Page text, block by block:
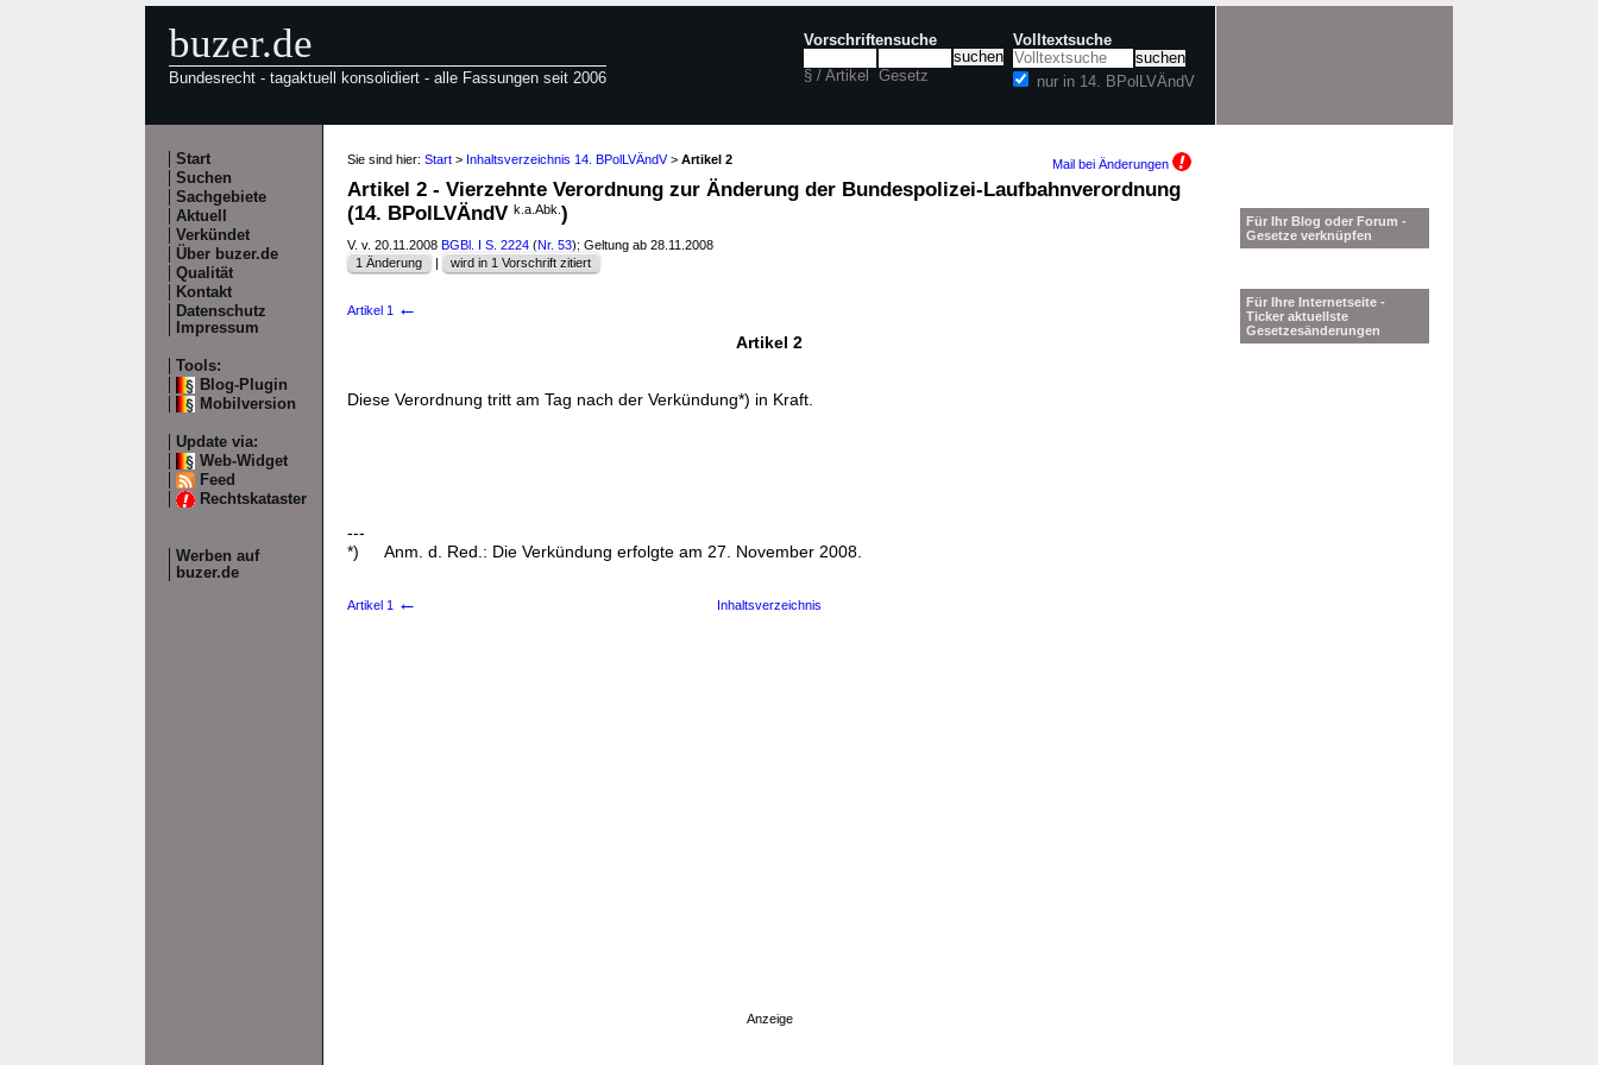
buzer.de
Bundesrecht - tagaktuell konsolidiert - alle Fassungen seit 2006
Vorschriftensuche
§ / Artikel Gesetz
Volltextsuche
nur in 14. BPolLVÄndV
Start
Suchen
Sachgebiete
Aktuell
Verkündet
Über buzer.de
Qualität
Kontakt
Datenschutz
Impressum
Tools:
Blog-Plugin
Mobilversion
Update via:
Web-Widget
Feed
Rechtskataster
Werben auf
buzer.de
Sie sind hier: Start > Inhaltsverzeichnis 14. BPolLVÄndV> Artikel 2 Mail bei Änderungen
Artikel 2 - Vierzehnte Verordnung zur Änderung der Bundespolizei-Laufbahnverordnung
(14. BPolLVÄndV k.a.Abk. )
V. v. 20.11.2008 BGBl. I S. 2224 (Nr. 53); Geltung ab 28.11.2008
1 Änderung
| wird in 1 Vorschrift zitiert
Artikel 1 ←
Artikel 2
Diese Verordnung tritt am Tag nach der Verkündung*) in Kraft.
---
*)
Anm. d. Red.: Die Verkündung erfolgte am 27. November 2008.
Artikel 1 ← Inhaltsverzeichnis
Anzeige
Für Ihr Blog oder Forum -
Gesetze verknüpfen
Für Ihre Internetseite -
Ticker aktuellste
Gesetzesänderungen